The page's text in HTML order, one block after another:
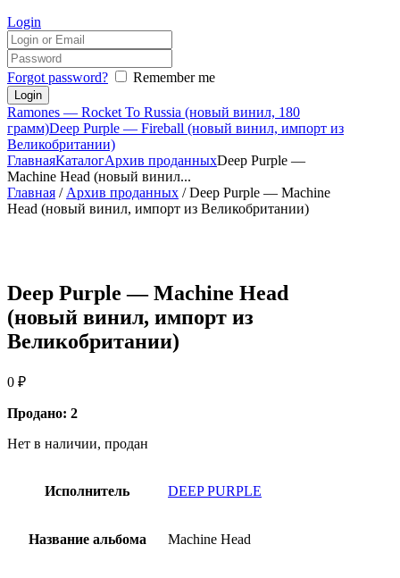
Login
Forgot password? Remember me
Ramones — Rocket To Russia (новый винил, 180
грамм)Deep Purple — Fireball (новый винил, импорт из
Великобритании)
ГлавнаяКаталогАрхив проданныхDeep Purple —
Machine Head (новый винил...
Главная / Архив проданных / Deep Purple — Machine
Head (новый винил, импорт из Великобритании)
Deep Purple — Machine Head
(новый винил, импорт из
Великобритании)
0 ₽
Продано: 2
Нет в наличии, продан
Исполнитель DEEP PURPLE
Название альбома Machine Head